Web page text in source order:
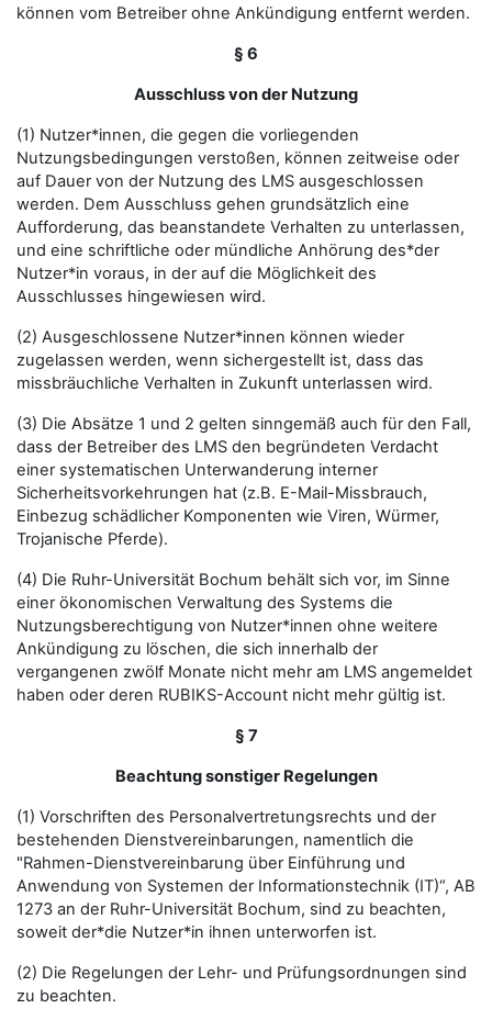
können vom Betreiber ohne Ankündigung entfernt werden.
§ 6
Ausschluss von der Nutzung
(1) Nutzer*innen, die gegen die vorliegenden
Nutzungsbedingungen verstoßen, können zeitweise oder
auf Dauer von der Nutzung des LMS ausgeschlossen
werden. Dem Ausschluss gehen grundsätzlich eine
Aufforderung, das beanstandete Verhalten zu unterlassen,
und eine schriftliche oder mündliche Anhörung des*der
Nutzer*in voraus, in der auf die Möglichkeit des
Ausschlusses hingewiesen wird.
(2) Ausgeschlossene Nutzer*innen können wieder
zugelassen werden, wenn sichergestellt ist, dass das
missbräuchliche Verhalten in Zukunft unterlassen wird.
(3) Die Absätze 1 und 2 gelten sinngemäß auch für den Fall,
dass der Betreiber des LMS den begründeten Verdacht
einer systematischen Unterwanderung interner
Sicherheitsvorkehrungen hat (z.B. E-Mail-Missbrauch,
Einbezug schädlicher Komponenten wie Viren, Würmer,
Trojanische Pferde).
(4) Die Ruhr-Universität Bochum behält sich vor, im Sinne
einer ökonomischen Verwaltung des Systems die
Nutzungsberechtigung von Nutzer*innen ohne weitere
Ankündigung zu löschen, die sich innerhalb der
vergangenen zwölf Monate nicht mehr am LMS angemeldet
haben oder deren RUBIKS-Account nicht mehr gültig ist.
§ 7
Beachtung sonstiger Regelungen
(1) Vorschriften des Personalvertretungsrechts und der
bestehenden Dienstvereinbarungen, namentlich die
"Rahmen-Dienstvereinbarung über Einführung und
Anwendung von Systemen der Informationstechnik (IT)“, AB
1273 an der Ruhr-Universität Bochum, sind zu beachten,
soweit der*die Nutzer*in ihnen unterworfen ist.
(2) Die Regelungen der Lehr- und Prüfungsordnungen sind
zu beachten.